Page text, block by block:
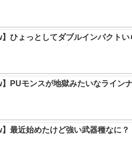
】ひょっとしてダブルインパクトい
】PUモンスが地獄みたいなライン
】最近始めたけど強い武器種なに？